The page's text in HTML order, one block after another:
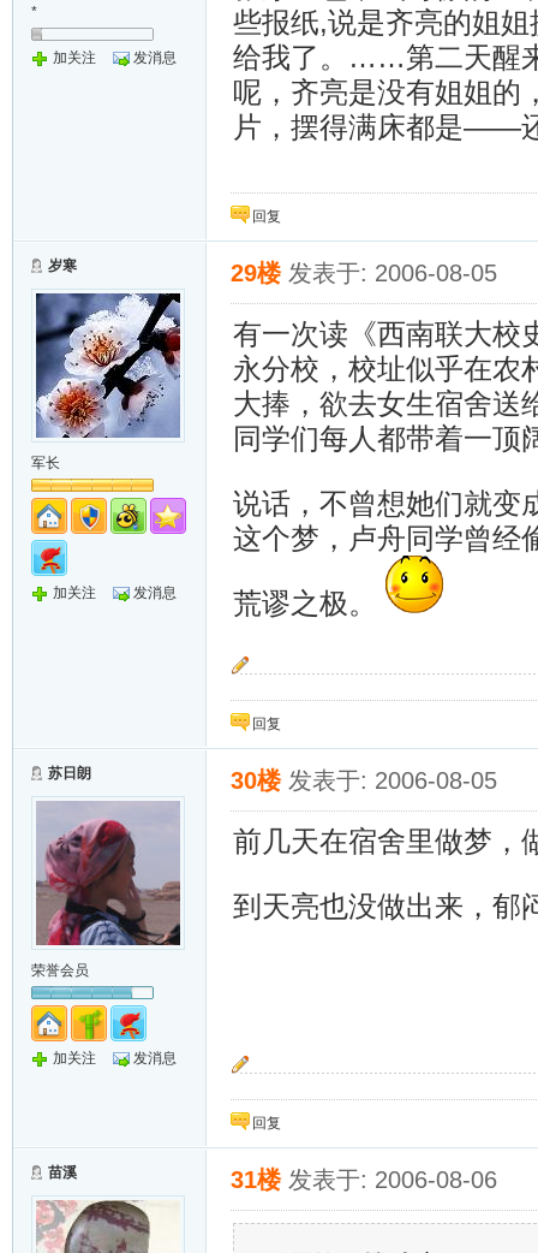
*
加关注 发消息
些报纸,说是齐亮的姐
给我了。……第二天醒
呢，齐亮是没有姐姐的
片，摆得满床都是——
回复
岁寒
军长
加关注 发消息
29楼 发表于: 2006-08-05
有一次读《西南联大校
永分校，校址似乎在农
大捧，欲去女生宿舍送
同学们每人都带着一顶
说话，不曾想她们就变
这个梦，卢舟同学曾经
荒谬之极。
“按预定计划，岁寒只能把大家送到这里，她
回复
苏日朗
荣誉会员
加关注 发消息
30楼 发表于: 2006-08-05
前几天在宿舍里做梦，
到天亮也没做出来，
金雀银雀飞起来~~~
回复
苗溪 31楼 发表于: 2006-08-06